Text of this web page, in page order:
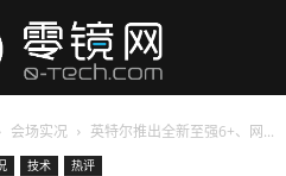
镜
会场实况 英特尔推出全新至强6+、网...
技术 热评